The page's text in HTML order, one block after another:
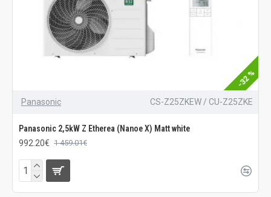
-32 %
Panasonic CS-Z25ZKEW / CU-Z25ZKE
Panasonic 2,5kW Z Etherea (Nanoe X) Matt white
992.20€ 1 459.01€